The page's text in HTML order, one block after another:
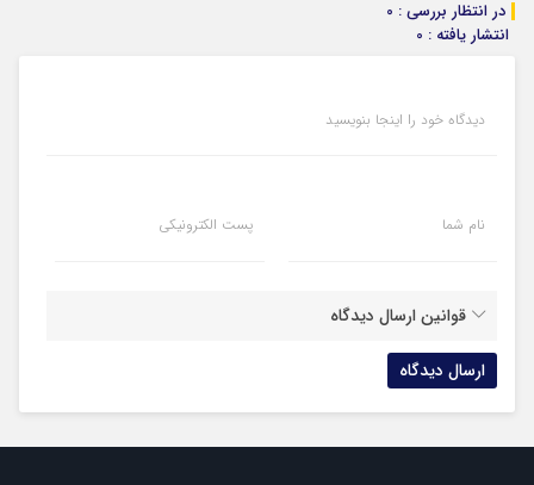
در انتظار بررسی : 0
انتشار یافته : 0
دیدگاه خود را اینجا بنویسید
نام شما پست الکترونیکی
قوانین ارسال دیدگاه